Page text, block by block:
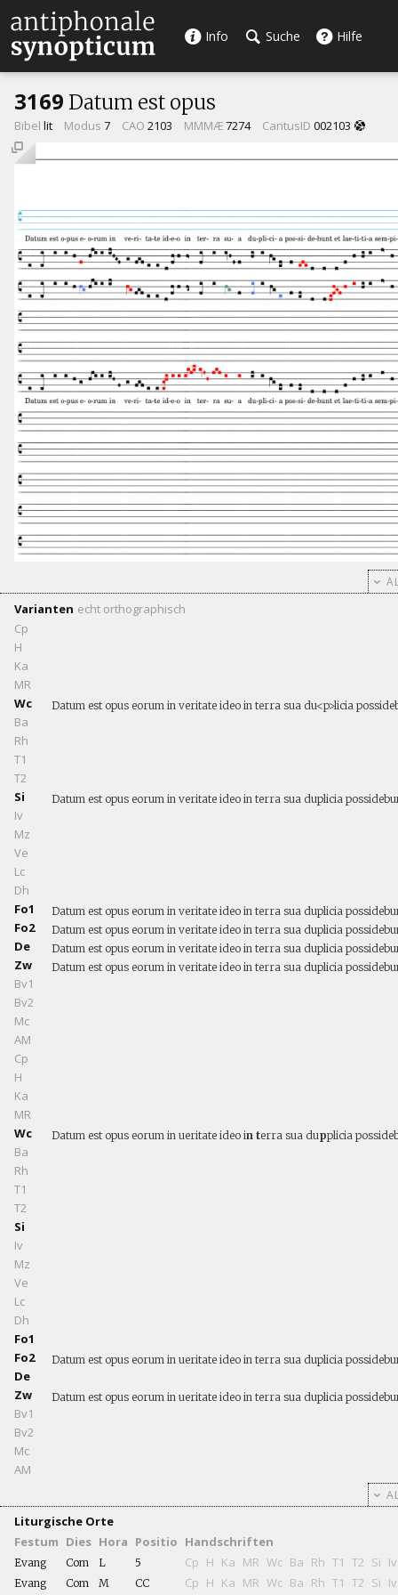
Info Suche Hilfe
3169 Datum est opus
Bibel lit Modus 7 CAO 2103 MMMÆ7274 CantusID 002103
Varianten echt orthographisch
Cp
H
Ka
MR
Wc
Datum est opus eorum in veritate ideo in terra sua du<p>licia
Ba
Rh
T1
T2
Si
Datum est opus eorum in veritate ideo in terra sua duplicia
Iv
Mz
Ve
Lc
Dh
Fo1
Datum est opus eorum in veritate ideo in terra sua duplicia
Fo2 Datum est opus eorum in veritate ideo in terra sua duplicia
De Datum est opus eorum in veritate ideo in terra sua duplicia
Zw Datum est opus eorum in veritate ideo in terra sua duplicia
Bv1
Bv2
Mc
AM
Cp
H
Ka
MR
Wc
Datum est opus eorum in ueritate ideo in terra sua dupplicia
Ba
Rh
T1
T2
Si
Iv
Mz
Ve
Lc
Dh
Fo1
Fo2
Datum est opus eorum in ueritate ideo in terra sua duplicia
De
Zw
Datum est opus eorum in ueritate ideo in terra sua duplicia
Bv1
Bv2
Mc
AM
Liturgische Orte
Festum Dies Hora Positio Handschriften
Evang Com L 5 Cp H Ka MR Wc Ba Rh T1 T2 Si Iv
Evang Com M CC Cp H Ka MR Wc Ba Rh T1 T2 Si Iv